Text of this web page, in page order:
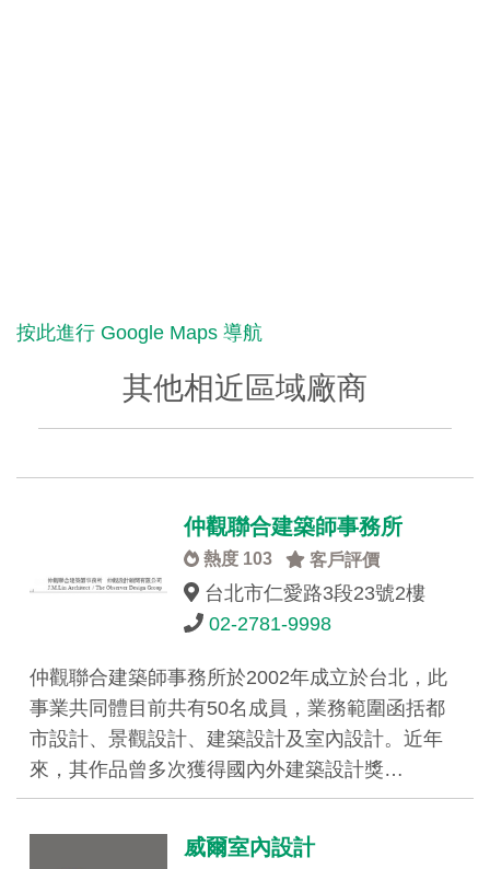
按此進行 Google Maps 導航
其他相近區域廠商
仲觀聯合建築師事務所
熱度 103 客戶評價
台北市仁愛路3段23號2樓
02-2781-9998
仲觀聯合建築師事務所於2002年成立於台北，此
事業共同體目前共有50名成員，業務範圍函括都
市設計、景觀設計、建築設計及室內設計。近年
來，其作品曾多次獲得國內外建築設計獎…
威爾室內設計